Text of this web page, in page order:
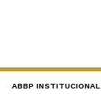
ABBP INSTITUCIONAL